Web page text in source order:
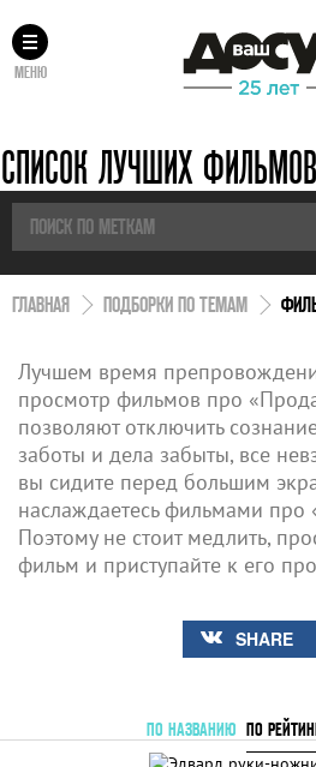
МЕНЮ
СПИСОК ЛУЧШИХ
ГЛАВНАЯ ПОДБОРКИ ПО ТЕМАМ
Лучшем время
просмотр фильмов про
позволяют отключить
заботы и дела забыты, все
вы сидите перед большим
наслаждаетесь фильмами
Поэтому не стоит медлить,
фильм и приступайте к его
SHARE
ПО НАЗВАНИЮ ПО